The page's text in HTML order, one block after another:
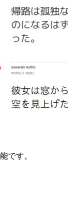
です。